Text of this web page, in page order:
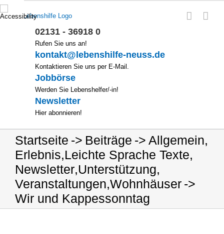
Zum
Inhalt
02131 - 36918 0
Rufen Sie uns an!
kontakt@lebenshilfe-neuss.de
Kontaktieren Sie uns per E-Mail.
Jobbörse
Werden Sie Lebenshelfer/-in!
Newsletter
Hier abonnieren!
Startseite Beiträge Allgemein,
Erlebnis,Leichte Sprache Texte,
Newsletter,Unterstützung,
Veranstaltungen,Wohnhäuser
Wir und Kappessonntag